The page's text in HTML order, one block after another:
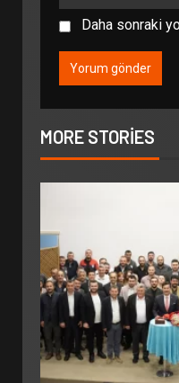
Daha sonraki
MORE STORIES